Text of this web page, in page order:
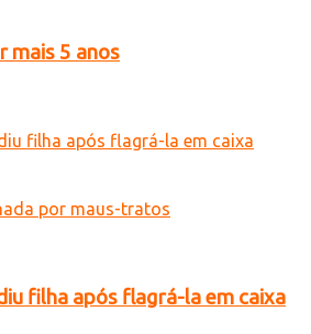
mais 5 anos
filha após flagrá-la em caixa